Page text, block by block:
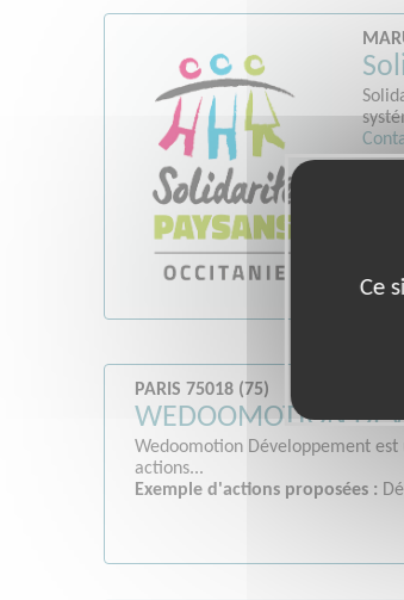
PARIS 75018 (75)
WEDOOMOTION
Wedoomotion Développement
actions...
Exemple d'actions proposées :
Ce